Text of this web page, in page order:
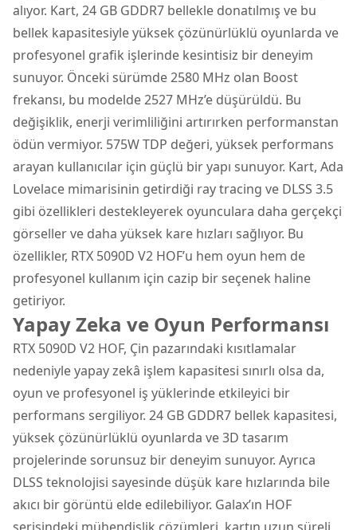
alıyor. Kart, 24 GB GDDR7 bellekle donatılmış ve bu
bellek kapasitesiyle yüksek çözünürlüklü oyunlarda ve
profesyonel grafik işlerinde kesintisiz bir deneyim
sunuyor. Önceki sürümde 2580 MHz olan Boost
frekansı, bu modelde 2527 MHz’e düşürüldü. Bu
değişiklik, enerji verimliliğini artırırken performanstan
ödün vermiyor. 575W TDP değeri, yüksek performans
arayan kullanıcılar için güçlü bir yapı sunuyor. Kart, Ada
Lovelace mimarisinin getirdiği ray tracing ve DLSS 3.5
gibi özellikleri destekleyerek oyunculara daha gerçekçi
görseller ve daha yüksek kare hızları sağlıyor. Bu
özellikler, RTX 5090D V2 HOF’u hem oyun hem de
profesyonel kullanım için cazip bir seçenek haline
getiriyor.
Yapay Zeka ve Oyun Performansı
RTX 5090D V2 HOF, Çin pazarındaki kısıtlamalar
nedeniyle yapay zekâ işlem kapasitesi sınırlı olsa da,
oyun ve profesyonel iş yüklerinde etkileyici bir
performans sergiliyor. 24 GB GDDR7 bellek kapasitesi,
yüksek çözünürlüklü oyunlarda ve 3D tasarım
projelerinde sorunsuz bir deneyim sunuyor. Ayrıca
DLSS teknolojisi sayesinde düşük kare hızlarında bile
akıcı bir görüntü elde edilebiliyor. Galax’ın HOF